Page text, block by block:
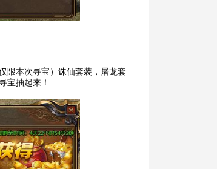
限本次寻宝）诛仙套装，屠龙套
宝抽起来！